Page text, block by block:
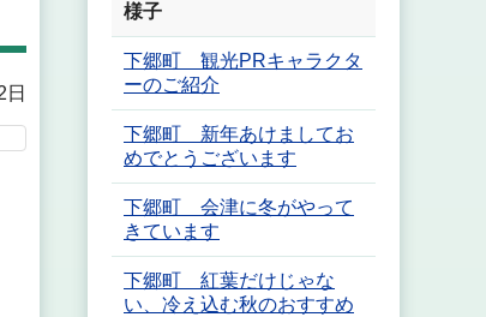
様子
下郷町 観光PRキャラクタ
ーのご紹介
下郷町 新年あけましてお
めでとうございます
下郷町 会津に冬がやって
きています
下郷町 紅葉だけじゃな
い、冷え込む秋のおすすめ